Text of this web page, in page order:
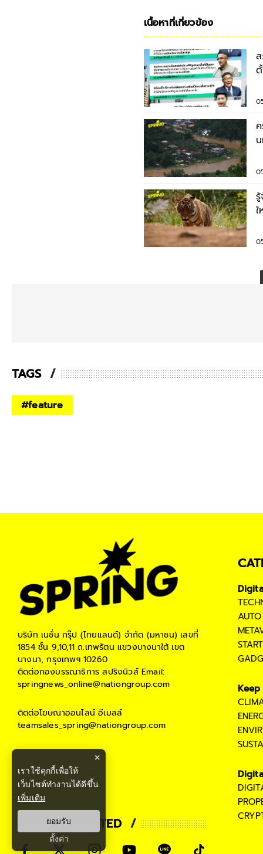
เนื้อหาที่เกี่ยวข้อง
TAGS
#feature
บริษัท เนชั่น กรุ๊ป (ไทยแลนด์) จำกัด (มหาชน) เลขที่
1854 ชั้น 9,10,11 ถ.เทพรัตน แขวงบางนาใต้ เขต
บางนา, กรุงเทพฯ 10260
ติดต่อกองบรรณาธิการ สปริงนิวส์Email:
springnews_online@nationgroup.com
ติดต่อโฆษณาออนไลน์ อีเมลล์
teamsales_spring@nationgroup.com
STAY CONNECTED
AUTO
×
เราใช้คุกกี้เพื่อให้
เว็บไซต์ทำงานได้ดีขึ้น
เพิ่มเติม
ยอมรับ
ตั้งค่า